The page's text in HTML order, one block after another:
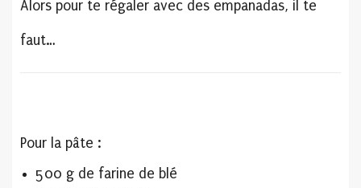
Alors pour te régaler avec des empanadas, il te
faut…
Pour la pâte :
500 g de farine de blé